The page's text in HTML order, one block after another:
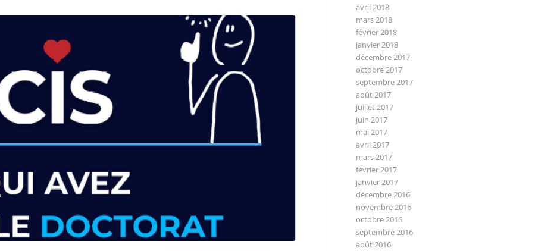
avril 2018
mars 2018
février 2018
janvier 2018
décembre 2017
octobre 2017
septembre 2017
août 2017
juillet 2017
juin 2017
mai 2017
avril 2017
mars 2017
février 2017
janvier 2017
décembre 2016
novembre 2016
octobre 2016
septembre 2016
août 2016